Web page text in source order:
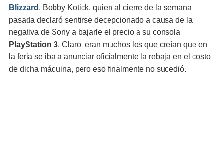
Blizzard , Bobby Kotick, quien al cierre de la semana
pasada declaró sentirse decepcionado a causa de la
negativa de Sony a bajarle el precio a su consola
PlayStation 3. Claro, eran muchos los que creían que en
la feria se iba a anunciar oficialmente la rebaja en el costo
de dicha máquina, pero eso finalmente no sucedió.